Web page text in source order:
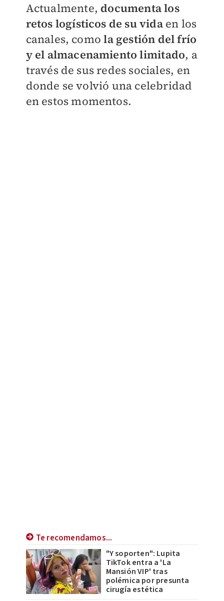
Actualmente, documenta los
retos logísticos de su vidaen los
canales, como la gestión del frío
y el almacenamiento limitado, a
través de sus redes sociales, en
donde se volvió una celebridad
en estos momentos.
Te recomendamos...
"Y soporten": Lupita
TikTok entra a 'La
Mansión VIP' tras
polémica por presunta
cirugía estética